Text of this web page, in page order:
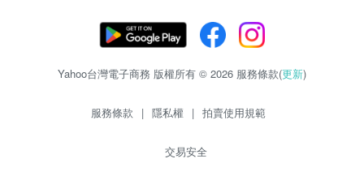
Yahoo台灣電子商務 版權所有 © 2026 服務條款(更新)
服務條款 | 隱私權 | 拍賣使用規範
交易安全